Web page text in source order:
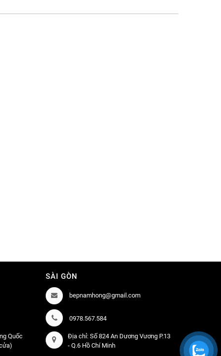
Quốc
SÀI GÒN
bepnamhong@gmail.com
0978.567.584
Địa chỉ: Số 824 An Dương Vương P.13
- Q.6 Hồ Chí Minh